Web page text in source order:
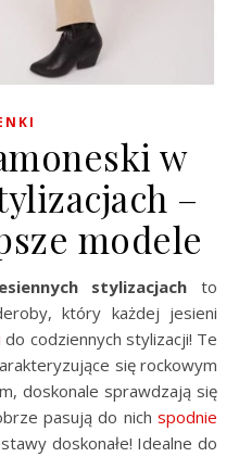
w
–
modele
stylizacjach to
który każdej jesieni
do codziennych stylizacji! Te
się rockowym
doskonale sprawdzają się
pasują do nich spodnie
doskonałe! Idealne do